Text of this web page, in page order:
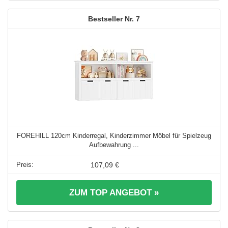
7
FOREHILL 120cm Kinderregal, Kinderzimmer Möbel für Spielzeug
Aufbewahrung ...
107,09 €
ZUM TOP ANGEBOT »